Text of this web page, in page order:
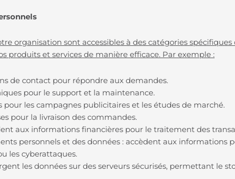
organisation sont accessibles à des catégories
produits et services de manière efficace. Par exemple :
de contact pour répondre aux demandes.
pour le support et la maintenance.
les campagnes publicitaires et les études de marché.
pour la livraison des commandes.
aux informations financières pour le traitement des
personnels et des données : accèdent aux informations
les cyberattaques.
les données sur des serveurs sécurisés, permettant le